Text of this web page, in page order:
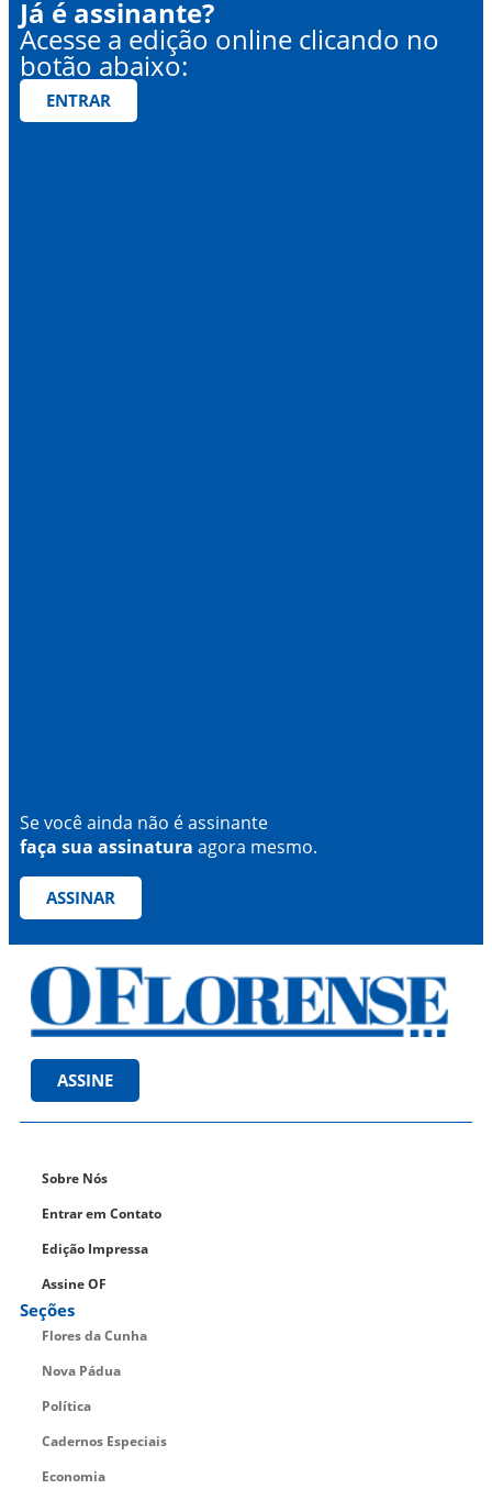
Já é assinante?
Acesse a edição online clicando no
botão abaixo:
ENTRAR
Se você ainda não é assinante
faça sua assinatura agora mesmo.
ASSINAR
ASSINE
Sobre Nós
Entrar em Contato
Edição Impressa
Assine OF
Seções
Flores da Cunha
Nova Pádua
Política
Cadernos Especiais
Economia